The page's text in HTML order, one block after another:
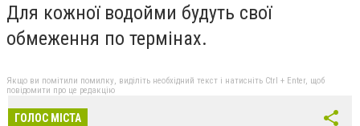
Для кожної водойми будуть свої
обмеження по термінах.
Якщо ви помітили помилку, виділіть необхідний текст і натисніть Ctrl + Enter, щоб
повідомити про це редакцію
ГОЛОС МІСТА